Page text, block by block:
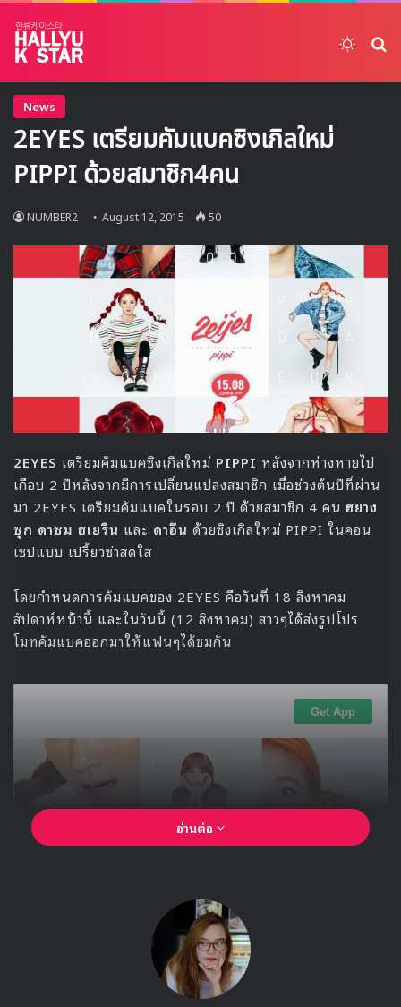
News
2EYES เตรียมคัมแบคซิงเกิลใหม่
PIPPI ด้วยสมาชิก4คน
NUMBER2 August 12, 2015 50
2EYES เตรียมคัมแบคซิงเกิลใหม่ PIPPI หลังจากห่างหายไป
เกือบ 2 ปีหลังจากมีการเปลี่ยนแปลงสมาชิก เมื่อช่วงต้นปีที่ผ่าน
มา 2EYES เตรียมคัมแบคในรอบ 2 ปี ด้วยสมาชิก 4 คน ฮยาง
ซุก ดาซม ฮเยริน และ ดาอึน ด้วยซิงเกิลใหม่ PIPPI ในคอน
เซปแบบ เปรี้ยวซ่าสดใส
โดยกำหนดการคัมแบคของ 2EYES คือวันที่ 18 สิงหาคม
สัปดาห์หน้านี้ และในวันนี้ (12 สิงหาคม) สาวๆได้ส่งรูปโปร
โมทคัมแบคออกมาให้แฟนๆได้ชมกัน
อ่านต่อ